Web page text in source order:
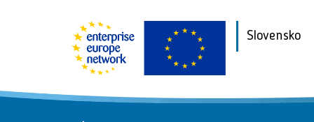
Slovensko